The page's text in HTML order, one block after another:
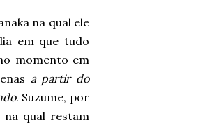
na qual ele
em que tudo
momento em
a partir do
. Suzume, por
na qual restam